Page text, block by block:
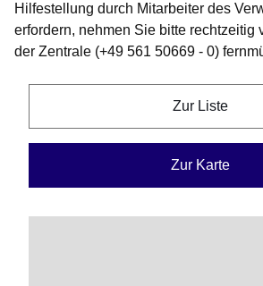
Hilfestellung durch Mitarbeiter des
erfordern, nehmen Sie bitte rechtzeitig
der Zentrale (+49 561 50669 - 0)
Zur Liste
Zur Karte